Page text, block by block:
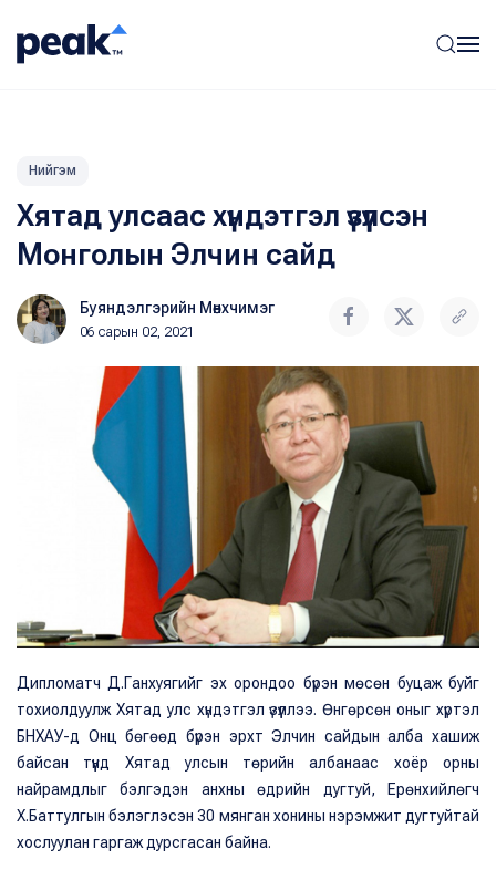
Нийгэм
Хятад улсаас хүндэтгэл үзүүлсэн
Монголын Элчин сайд
Буяндэлгэрийн Мөнхчимэг
06 сарын 02, 2021
Дипломатч Д.Ганхуягийг эх орондоо бүрэн мөсөн буцаж буйг
тохиолдуулж Хятад улс хүндэтгэл үзүүллээ. Өнгөрсөн оныг хүртэл
БНХАУ-д Онц бөгөөд бүрэн эрхт Элчин сайдын алба хашиж
байсан түүнд Хятад улсын төрийн албанаас хоёр орны
найрамдлыг бэлгэдэн анхны өдрийн дугтуй, Ерөнхийлөгч
Х.Баттулгын бэлэглэсэн 30 мянган хонины нэрэмжит дугтуйтай
хослуулан гаргаж дурсгасан байна.